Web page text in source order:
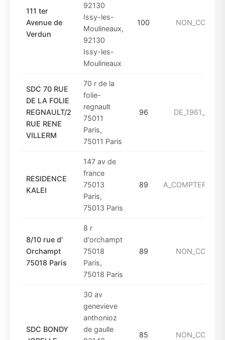
111 ter
Avenue de
Verdun
92130
Issy-les-
Moulineaux,
92130
Issy-les-
Moulineaux
100
SDC 70 RUE
DE LA FOLIE
REGNAULT/2
RUE RENE
VILLERM
70 r de la
folie-
regnault
75011
Paris,
75011 Paris
96
RESIDENCE
KALEI
147 av de
france
75013
Paris,
75013 Paris
89
8/10 rue d'
Orchampt
75018 Paris
8 r
d'orchampt
75018
Paris,
75018 Paris
89
SDC BONDY
30 av
genevieve
anthonioz
de gaulle
85